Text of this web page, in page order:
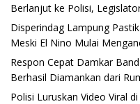
Berlanjut ke Polisi,
Disperindag Lampung
Meski El Nino Mulai
Respon Cepat Damkar
Berhasil Diamankan dari
Polisi Luruskan Video Viral